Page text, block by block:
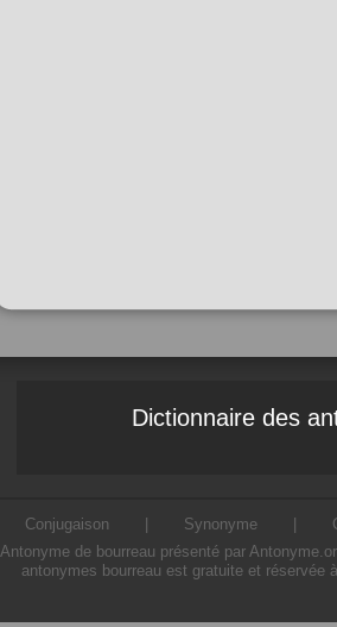
Dictionnaire des
Conjugaison Synonyme
Antonyme de bourreau présenté par
antonymes bourreau est gratuite et réservée